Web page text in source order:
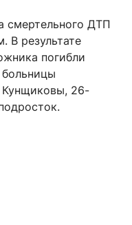
смертельного ДТП
В результате
погибли
больницы
Кунщиковы, 26-